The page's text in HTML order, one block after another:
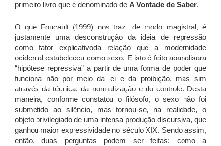
primeiro livro que é denominado de A Vontade de Saber.
O que Foucault (1999) nos traz, de modo magistral, é
justamente uma desconstrução da ideia de repressão
como fator explicativoda relação que a modernidade
ocidental estabeleceu como sexo. E isto é feito aoanalisara
“hipótese repressiva” a partir de uma forma de poder que
funciona não por meio da lei e da proibição, mas sim
através da técnica, da normalização e do controle. Desta
maneira, conforme constatou o filósofo, o sexo não foi
submetido ao silêncio, mas tornou-se, na realidade, o
objeto privilegiado de uma intensa produção discursiva, que
ganhou maior expressividade no século XIX. Sendo assim,
então, duas perguntas podem ser feitas: como a